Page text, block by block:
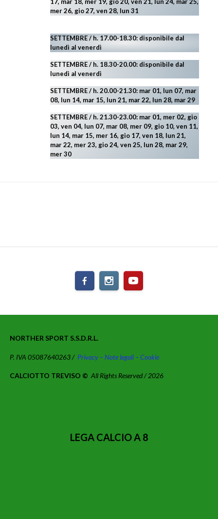
17, mar 18, mer 19, gio 20, ven 21, lun 24, mar 25,
mer 26, gio 27, ven 28, lun 31
SETTEMBRE / h. 17.00-18.30: disponibile dal
lunedì al venerdì
SETTEMBRE / h. 18.30-20.00: disponibile dal
lunedì al venerdì
SETTEMBRE / h. 20.00-21.30: mar 01, lun 07, mar
08, lun 14, mar 15, lun 21, mar 22, lun 28, mar 29
SETTEMBRE / h. 21.30-23.00: mar 01, mer 02, gio
03, ven 04, lun 07, mar 08, mer 09, gio 10, ven 11,
lun 14, mar 15, mer 16, gio 17, ven 18, lun 21,
mar 22, mer 23, gio 24, ven 25, lun 28, mar 29,
mer 30
NORTHER SPORT S.S.D.R.L.
P. IVA 05087640263 / Privacy – Note legali – Cookie
CALCIOTTO TREVISO © All Rights Reserved / 2026
LEGA CALCIO A 8